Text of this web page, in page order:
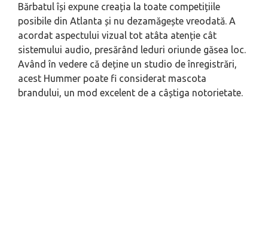
Bărbatul își expune creația la toate competițiile
posibile din Atlanta și nu dezamăgește vreodată. A
acordat aspectului vizual tot atâta atenție cât
sistemului audio, presărând leduri oriunde găsea loc.
Având în vedere că deține un studio de înregistrări,
acest Hummer poate fi considerat mascota
brandului, un mod excelent de a câștiga notorietate.